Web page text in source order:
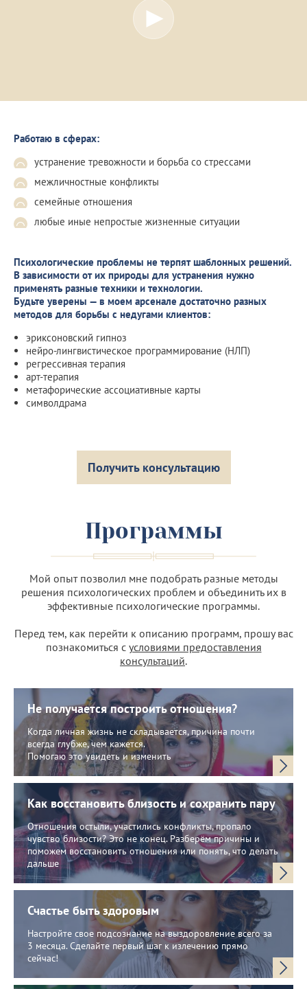
Работаю в сферах:
устранение тревожности и борьба со стрессами
межличностные конфликты
семейные отношения
любые иные непростые жизненные ситуации
Психологические проблемы не терпят шаблонных решений.
В зависимости от их природы для устранения нужно
применять разные техники и технологии.
Будьте уверены — в моем арсенале достаточно разных
методов для борьбы с недугами клиентов:
эриксоновский гипноз
нейро-лингвистическое программирование (НЛП)
регрессивная терапия
арт-терапия
метафорические ассоциативные карты
символдрама
Получить консультацию
Программы
Мой опыт позволил мне подобрать разные методы
решения психологических проблем и объединить их в
эффективные психологические программы.
Перед тем, как перейти к описанию программ, прошу вас
познакомиться с условиями предоставления
консультаций.
Не получается построить отношения?
Когда личная жизнь не складывается, причина почти
всегда глубже, чем кажется.
Помогаю это увидеть и изменить
Как восстановить близость и сохранить пару
Отношения остыли, участились конфликты, пропало
чувство близости? Это не конец. Разберём причины и
поможем восстановить отношения или понять, что делать
дальше
Счастье быть здоровым
Настройте свое подсознание на выздоровление всего за
3 месяца. Сделайте первый шаг к излечению прямо
сейчас!